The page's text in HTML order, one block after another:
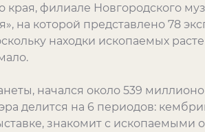
филиале Новгородского
на которой представлено 78
находки ископаемых
начался около 539
делится на 6 периодов:
знакомит с ископаемыми